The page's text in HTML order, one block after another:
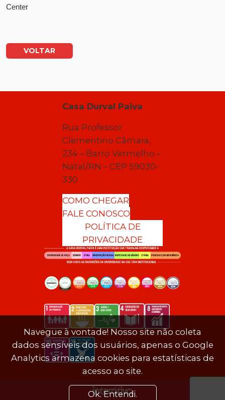
Center
VOLTAR
Casa Durval Paiva
Rua Professor
Clementino Câmara,
234 – Barro Vermelho –
Natal/RN – CEP 59030-
330
COMO CHEGAR
FALE CONOSCO
POLÍTICA DE
PRIVACIDADE
Navegue à vontade! Nosso site não coleta
dados sensíveis dos usuários, apenas o Google
Analytics armazena cookies para estatísticas de
acesso ao site.
Ok. Entendi.